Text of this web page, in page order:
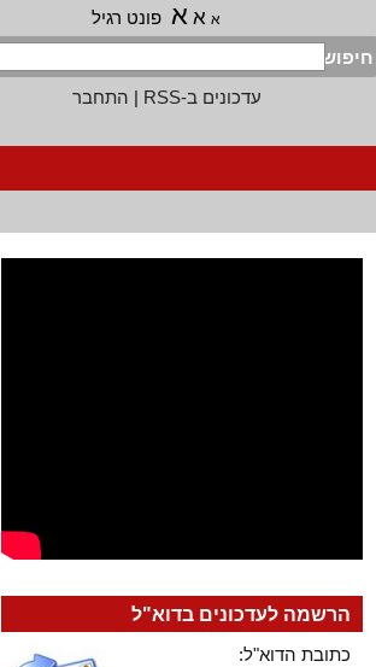
א א פונט רגיל
עדכונים ב-RSS
|התחבר
הרשמה לעדכונים בדוא"ל
כתובת הדוא"ל: